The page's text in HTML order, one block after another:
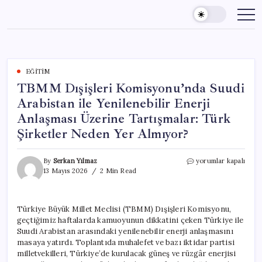
content
EĞITIM
TBMM Dışişleri Komisyonu’nda Suudi
Arabistan ile Yenilenebilir Enerji
Anlaşması Üzerine Tartışmalar: Türk
Şirketler Neden Yer Almıyor?
By Serkan Yılmaz
13 Mayıs 2026
2 Min Read
TBMM
ile
Yenilenebilir
Enerji
Anlaşması
Üzerine
Tartışmalar:
yorumlar kapalı
Türkiye Büyük Millet Meclisi (TBMM) Dışişleri Komisyonu,
geçtiğimiz haftalarda kamuoyunun dikkatini çeken Türkiye ile
Suudi Arabistan arasındaki yenilenebilir enerji anlaşmasını
masaya yatırdı. Toplantıda muhalefet ve bazı iktidar partisi
milletvekilleri, Türkiye’de kurulacak güneş ve rüzgâr enerjisi